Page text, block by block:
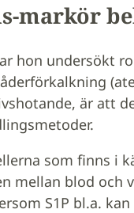
markör
hon undersökt
är att
som finns i
mellan blod och
S1P bl.a.